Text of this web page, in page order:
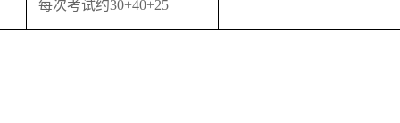
每次考试约30+40+25